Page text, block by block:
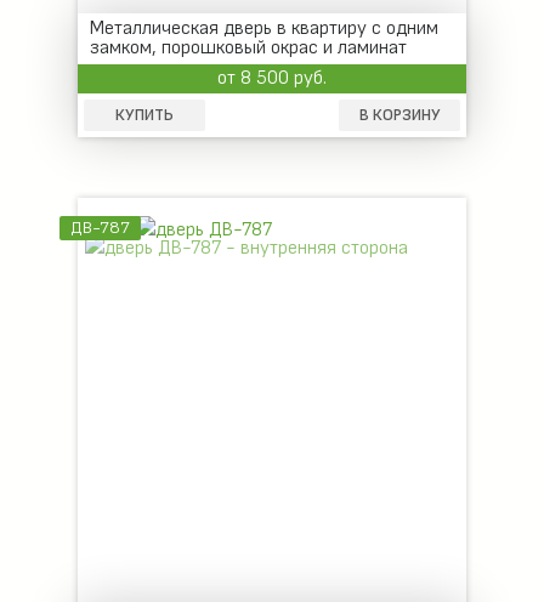
Металлическая дверь в квартиру с одним
замком, порошковый окрас и ламинат
от 8 500 руб.
КУПИТЬ В КОРЗИНУ
ДВ-787